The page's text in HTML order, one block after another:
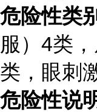
危险性类
服）4类
类，眼刺
危险性说